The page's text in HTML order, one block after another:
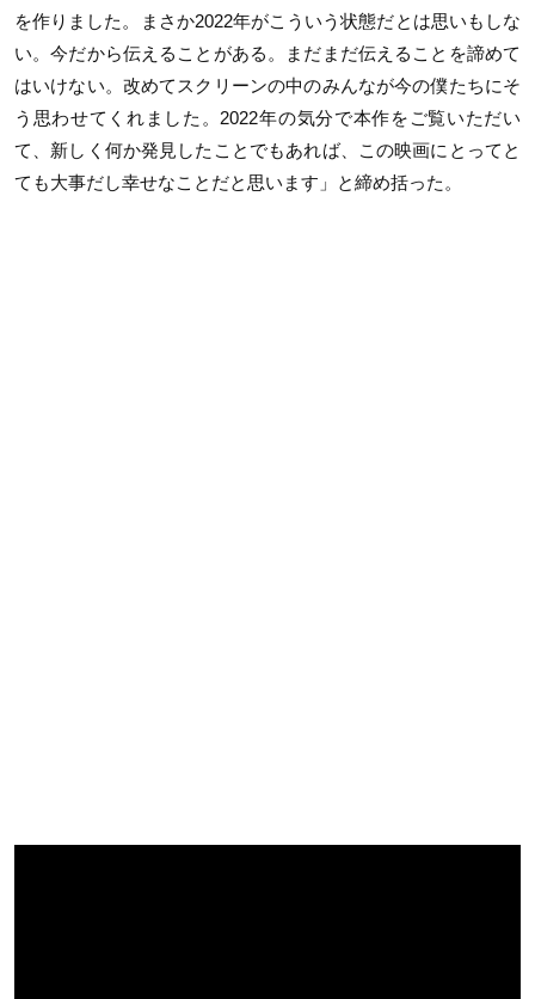
を作りました。まさか2022年がこういう状態だとは思いもしな
い。今だから伝えることがある。まだまだ伝えることを諦めて
はいけない。改めてスクリーンの中のみんなが今の僕たちにそ
う思わせてくれました。2022年の気分で本作をご覧いただい
て、新しく何か発見したことでもあれば、この映画にとってと
ても大事だし幸せなことだと思います」と締め括った。